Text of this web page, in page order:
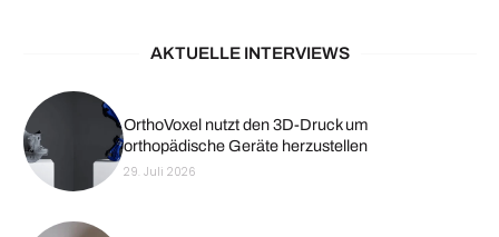
AKTUELLE INTERVIEWS
OrthoVoxel nutzt den 3D-Druck um
orthopädische Geräte herzustellen
29. Juli 2026